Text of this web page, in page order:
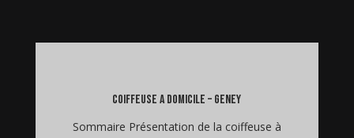
coiffeuse a domicile – Geney
Sommaire Présentation de la coiffeuse à